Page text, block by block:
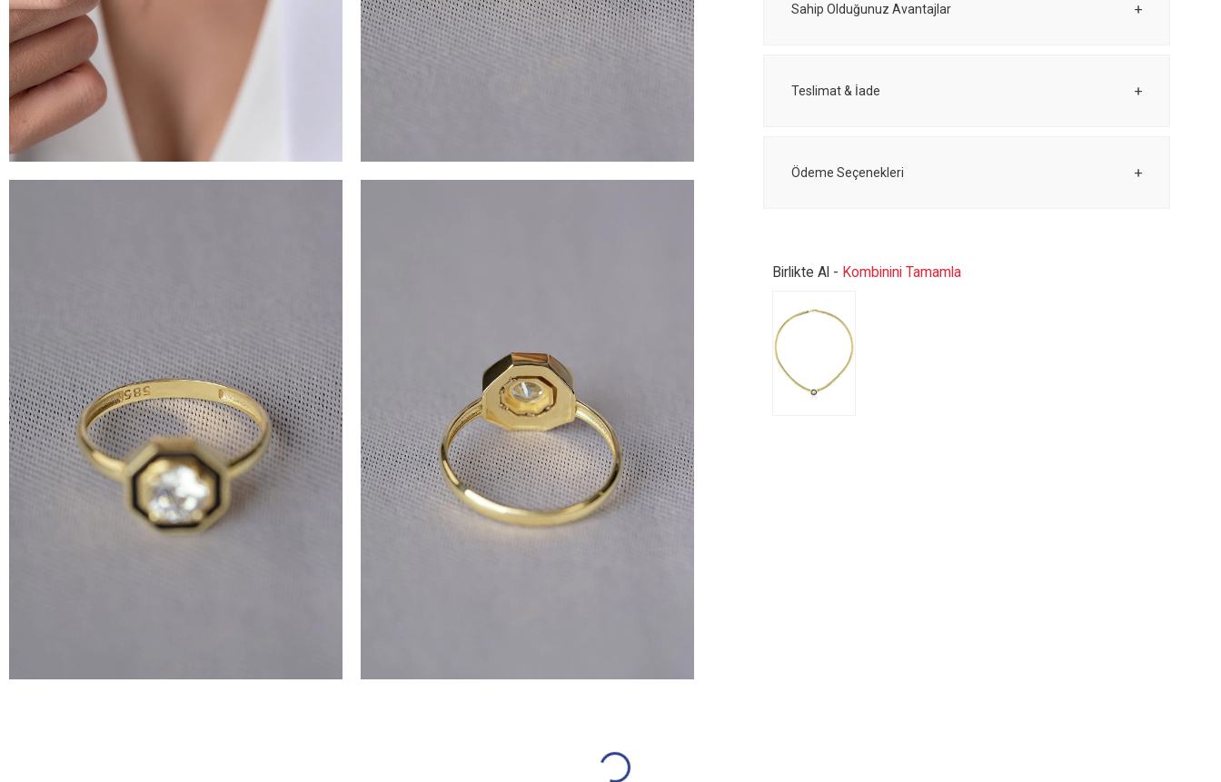
Sahip Olduğunuz Avantajlar
Teslimat & İade
Ödeme Seçenekleri
Birlikte Al - Kombinini Tamamla